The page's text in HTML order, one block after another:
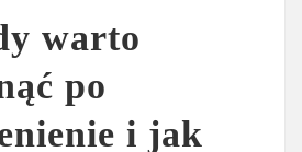
warto
po
i jak